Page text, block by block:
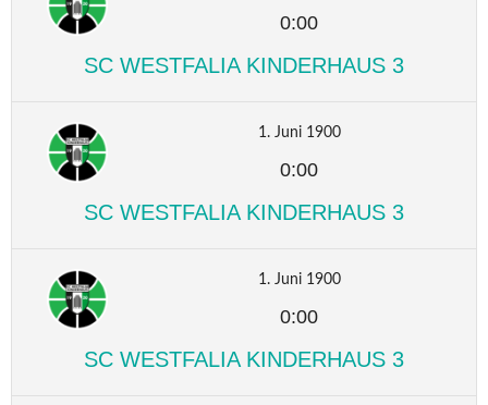
0:00
SC WESTFALIA KINDERHAUS 3
1. Juni 1900
0:00
SC WESTFALIA KINDERHAUS 3
1. Juni 1900
0:00
SC WESTFALIA KINDERHAUS 3